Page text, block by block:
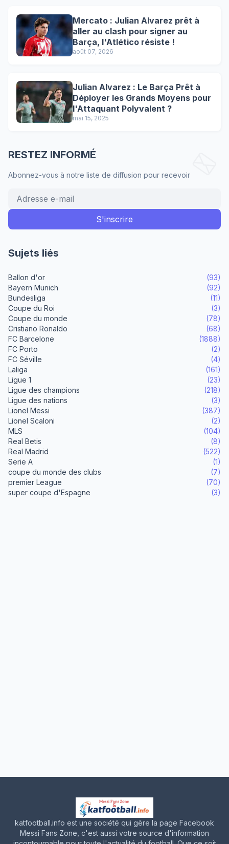
Mercato : Julian Alvarez prêt à
aller au clash pour signer au
Barça, l'Atlético résiste !
août 07, 2026
Julian Alvarez : Le Barça Prêt à
Déployer les Grands Moyens pour
l'Attaquant Polyvalent ?
mai 15, 2025
RESTEZ INFORMÉ
Abonnez-vous à notre liste de diffusion pour recevoir
Sujets liés
Ballon d'or
(93)
Bayern Munich
(92)
Bundesliga
(11)
Coupe du Roi
(3)
Coupe du monde
(78)
Cristiano Ronaldo
(68)
FC Barcelone
(1888)
FC Porto
(2)
FC Séville
(4)
Laliga
(161)
Ligue 1
(23)
Ligue des champions
(218)
Ligue des nations
(3)
Lionel Messi
(387)
Lionel Scaloni
(2)
MLS
(104)
Real Betis
(8)
Real Madrid
(522)
Serie A
(1)
coupe du monde des clubs
(7)
premier League
(70)
super coupe d'Espagne
(3)
katfootball.info est une société qui gère la page Facebook
Messi Fans Zone, c'est aussi votre source d'information